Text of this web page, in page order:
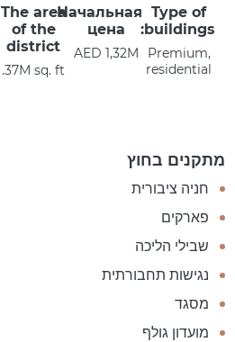
Type of
buildings:
Premium,
residential
Начальная
цена
AED 1,32M
The area
of the
district
37M sq. ft.
מתקנים בחוץ
חניה ציבורית
פארקים
שבילי הליכה
נגישות תחבורתית
מסגד
מועדון גולף